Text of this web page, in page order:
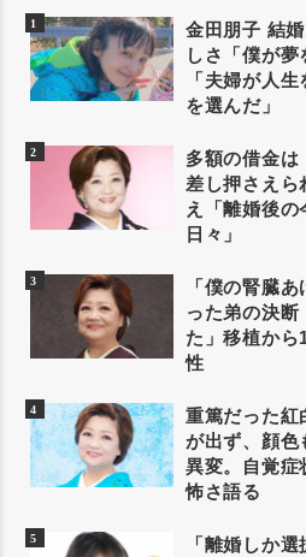
金田朋子 結
しさ「僕が
「夫婦が人
を選んだ」
多額の借金は
差し押さえら
え「離婚後の
日々」
「僕の腎臓
った弟の決断
た」移植から
性
重篤だった紅
が出ず、顔色
異変。自覚症
怖さ語る
「離婚しか